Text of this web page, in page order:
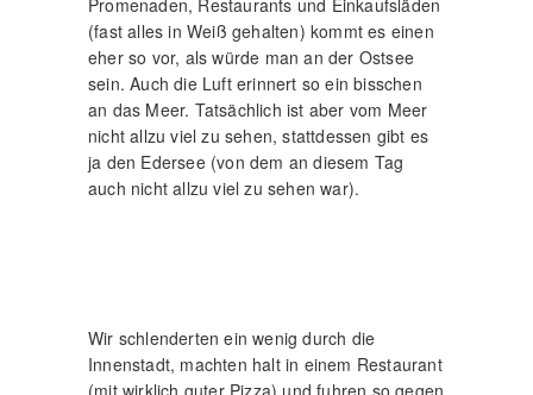
(fast alles in Weiß gehalten) kommt es einen
eher so vor, als würde man an der Ostsee
sein. Auch die Luft erinnert so ein bisschen
an das Meer. Tatsächlich ist aber vom Meer
nicht allzu viel zu sehen, stattdessen gibt es
ja den Edersee (von dem an diesem Tag
auch nicht allzu viel zu sehen war).
Wir schlenderten ein wenig durch die
Innenstadt, machten halt in einem Restaurant
(mit wirklich guter Pizza) und fuhren so gegen